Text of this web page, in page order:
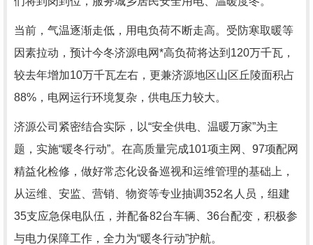
当前，气温逐渐走低，用电负荷不断走高。受防寒取暖等
因素拉动，预计今冬济源电网*高负荷将达到120万千瓦，
较去年增加10万千瓦左右，更兼济源地区山区丘陵面积占
88%，电网运行环境复杂，供电压力较大。
济源公司紧密结合实际，以“安全供电、温暖万家”为主
题，实施“暖冬行动”。在高质量完成101项主网、97项配网
精益化检修，做好常态化设备巡视和运维管理的基础上，
从运维、安监、营销、物资等专业抽调352名人员，组建
35支应急保电队伍，并配备82台车辆、36台配变，积极参
与电力保障工作，全力为“暖冬行动”护航。